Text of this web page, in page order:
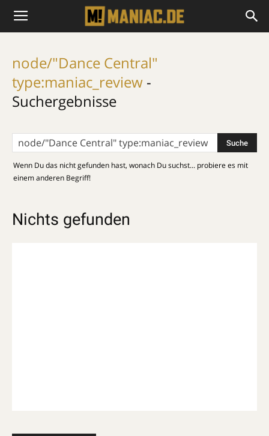
node/"Dance Central"
type:maniac_review -
Suchergebnisse
Wenn Du das nicht gefunden hast, wonach Du suchst... probiere es mit
einem anderen Begriff!
Nichts gefunden